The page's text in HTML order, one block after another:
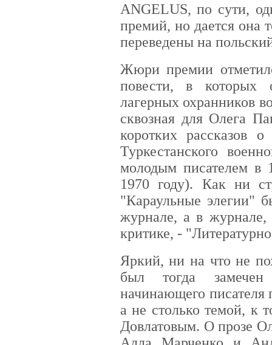
ANGELUS, по сути,
премий, но дается она
переведены на
Жюри премии
повести, в которых
лагерных охранников
сквозная для Олега
коротких рассказов
Туркестанского
молодым писателем в
1970 году). Как ни
"Караульные элегии"
журнале, а в журнале,
критике, -
Яркий, ни на что не
был тогда
начинающего
а не столько темой, к
Довлатовым. О прозе